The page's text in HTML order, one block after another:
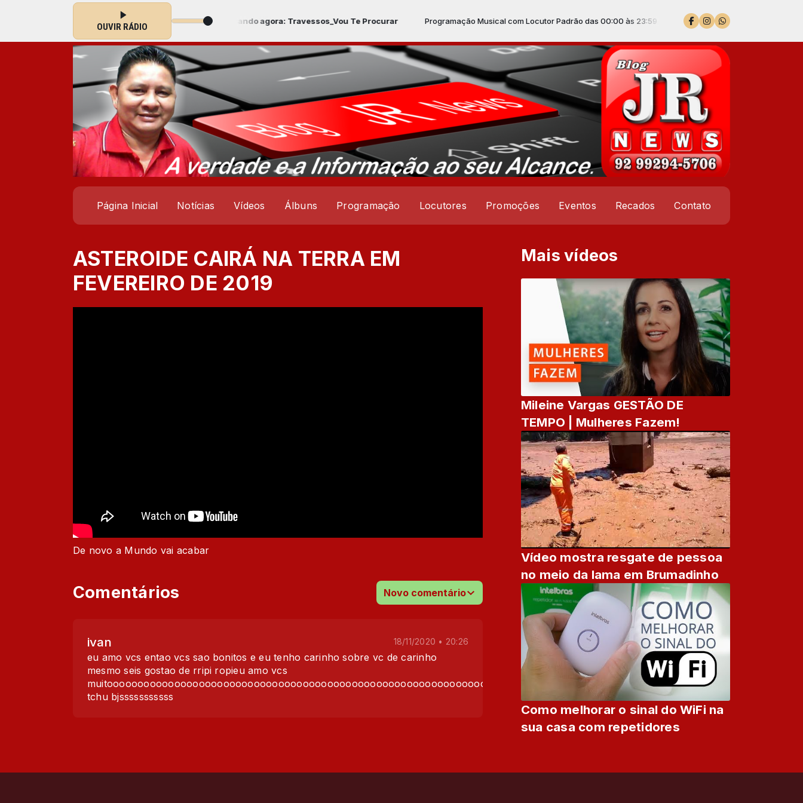
OUVIR RÁDIO
com Locutor Padrão das 00:00 às 23:59 -Tocando agora: Travessos_Vou Te Procurar Programação Musical com Locutor Padrão das 00:00 às 23:59 -Tocando agora: Travessos_Vou Te Procurar
Página Inicial Notícias Vídeos Álbuns Programação Locutores Promoções Eventos Recados Contato
ASTEROIDE CAIRÁ NA TERRA EM
FEVEREIRO DE 2019
Mais vídeos
Mileine Vargas GESTÃO DE
TEMPO | Mulheres Fazem!
Vídeo mostra resgate de pessoa
no meio da lama em Brumadinho
Como melhorar o sinal do WiFi na
sua casa com repetidores
De novo a Mundo vai acabar
Comentários Novo comentário
eu amo vcs entao vcs sao bonitos e eu tenho carinho sobre vc de carinho
mesmo seis gostao de rripi ropieu amo vcs
tchu bjsssssssssss
ivan 18/11/2020 • 20:26